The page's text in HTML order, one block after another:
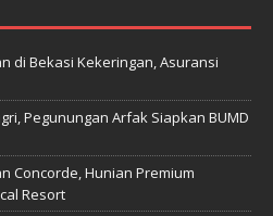
di Bekasi Kekeringan, Asuransi
Pegunungan Arfak Siapkan BUMD
Concorde, Hunian Premium
Resort